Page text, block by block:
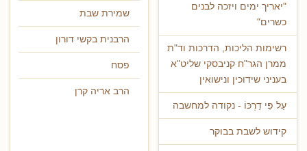
"יאריך ימים ויזכה לבנים
כשרים"
רשימות הליכות, הדרכות וד"ת
ממרן הגר"ח קניבסקי שליט"א
בעניני שידוכין ונישואין
עַל פִּי דַרְכּוֹ - נקודה למחשבה
קידוש לשבת בבוקר
שמירת שבת
הרבנית בקשי דורון
פסח
הרב אריה קרן